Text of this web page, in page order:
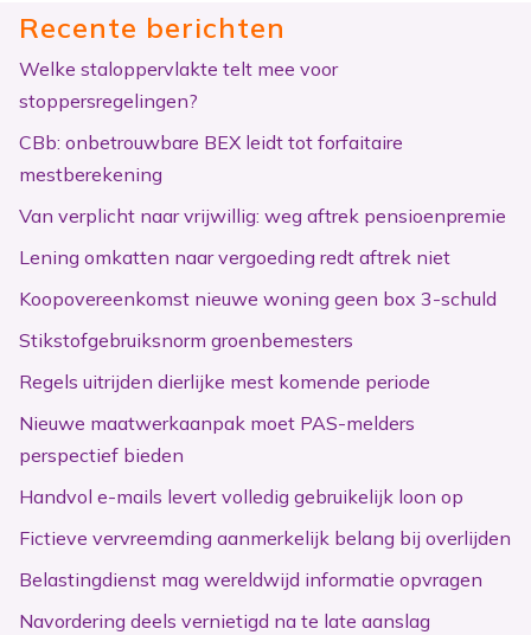
Recente berichten
Welke staloppervlakte telt mee voor
stoppersregelingen?
CBb: onbetrouwbare BEX leidt tot forfaitaire
mestberekening
Van verplicht naar vrijwillig: weg aftrek pensioenpremie
Lening omkatten naar vergoeding redt aftrek niet
Koopovereenkomst nieuwe woning geen box 3-schuld
Stikstofgebruiksnorm groenbemesters
Regels uitrijden dierlijke mest komende periode
Nieuwe maatwerkaanpak moet PAS-melders
perspectief bieden
Handvol e-mails levert volledig gebruikelijk loon op
Fictieve vervreemding aanmerkelijk belang bij overlijden
Belastingdienst mag wereldwijd informatie opvragen
Navordering deels vernietigd na te late aanslag